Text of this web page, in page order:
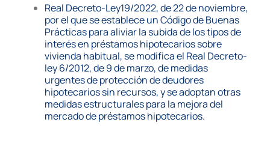
Real Decreto-Ley19/2022, de 22 de noviembre,
por el que se establece un Código de Buenas
Prácticas para aliviar la subida de los tipos de
interés en préstamos hipotecarios sobre
vivienda habitual, se modifica el Real Decreto-
ley 6/2012, de 9 de marzo, de medidas
urgentes de protección de deudores
hipotecarios sin recursos, y se adoptan otras
medidas estructurales para la mejora del
mercado de préstamos hipotecarios.